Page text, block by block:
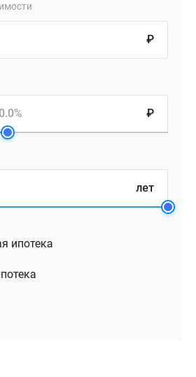
₽
₽
лет
ипотека